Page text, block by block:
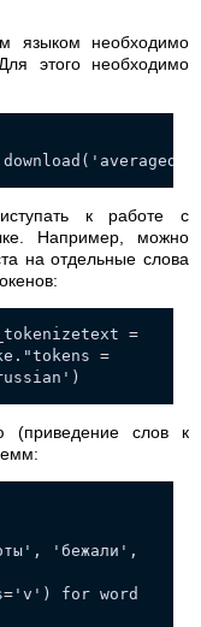
языком необходимо
этого необходимо
к работе с
Например, можно
на отдельные слова
=
=
(приведение слов к
'бежали',
for word